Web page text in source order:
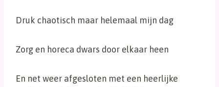
Druk chaotisch maar helemaal mijn dag
Zorg en horeca dwars door elkaar heen
En net weer afgesloten met een heerlijke